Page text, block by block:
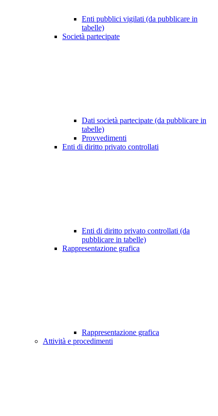
Enti pubblici vigilati (da pubblicare in
tabelle)
Società partecipate
Dati società partecipate (da pubblicare in
tabelle)
Provvedimenti
Enti di diritto privato controllati
Enti di diritto privato controllati (da
pubblicare in tabelle)
Rappresentazione grafica
Rappresentazione grafica
Attività e procedimenti